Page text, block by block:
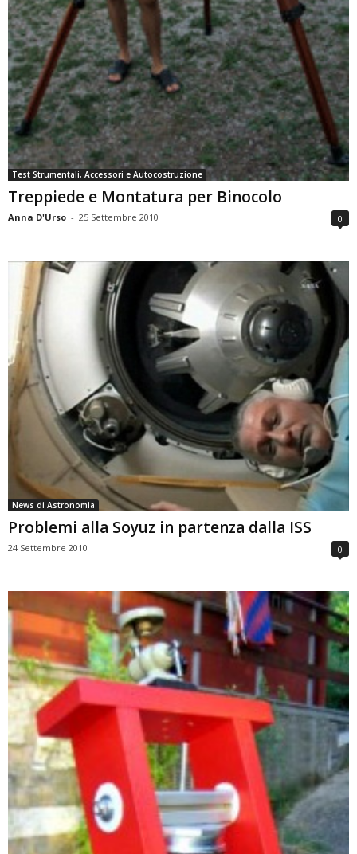
Test Strumentali, Accessori e Autocostruzione
Treppiede e Montatura per Binocolo
Anna D'Urso - 25 Settembre 2010 0
News di Astronomia
Problemi alla Soyuz in partenza dalla ISS
24 Settembre 2010 0